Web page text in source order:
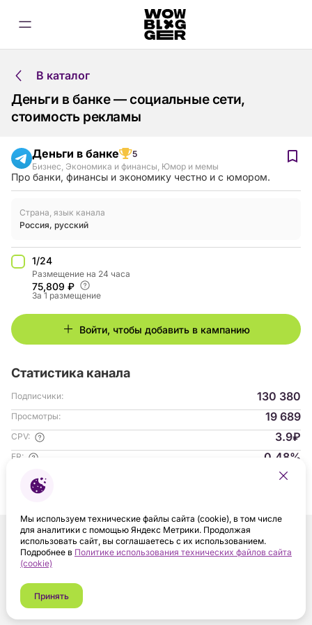
Мы используем технические файлы сайта (cookie), в том числе
для аналитики с помощью Яндекс Метрики. Продолжая
использовать сайт, вы соглашаетесь с их использованием.
Подробнее в Политике использования технических файлов сайта
(cookie)
Принять
В каталог
Деньги в банке — социальные сети,
стоимость рекламы
Деньги в банке
5
Бизнес, Экономика и финансы, Юмор и мемы
Про банки, финансы и экономику честно и с юмором.
Страна, язык канала
Россия, русский
1/24
Размещение на 24 часа
75,809 ₽
За 1 размещение
Войти, чтобы добавить в кампанию
Статистика канала
Подписчики: 130 380
Просмотры: 19 689
CPV: 3.9₽
ER: 0.48%
Гендер аудитории:
На платформе: